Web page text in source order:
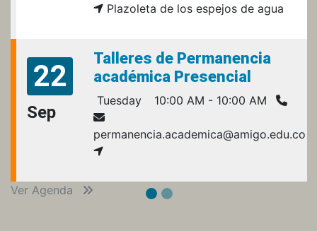
Plazoleta de los espejos de agua
22
Sep
Talleres de Permanencia
académica Presencial
Tuesday 10:00 AM - 10:00 AM
permanencia.academica@amigo.edu.co
Ver Agenda